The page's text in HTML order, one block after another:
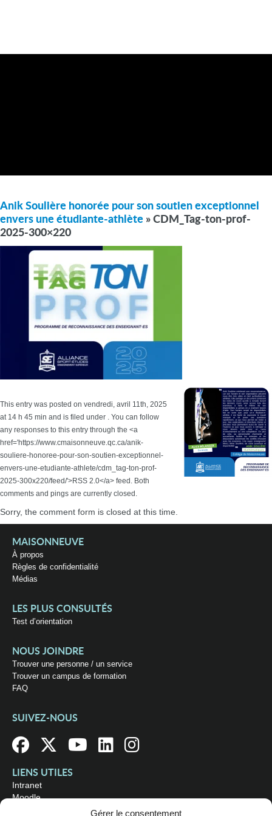
Gérer le consentement
Anik Soulière honorée pour son soutien exceptionnel
envers une étudiante-athlète » CDM_Tag-ton-prof-
2025-300×220
This entry was posted on vendredi, avril 11th, 2025
at 14 h 45 min and is filed under . You can follow
any responses to this entry through the <a
href='https://www.cmaisonneuve.qc.ca/anik-
souliere-honoree-pour-son-soutien-exceptionnel-
envers-une-etudiante-athlete/cdm_tag-ton-prof-
2025-300x220/feed/'>RSS 2.0</a> feed. Both
comments and pings are currently closed.
Sorry, the comment form is closed at this time.
MAISONNEUVE
À propos
Règles de confidentialité
Médias
LES PLUS CONSULTÉS
Test d’orientation
NOUS JOINDRE
Trouver une personne / un service
Trouver un campus de formation
FAQ
SUIVEZ-NOUS
LIENS UTILES
Intranet
Moodle